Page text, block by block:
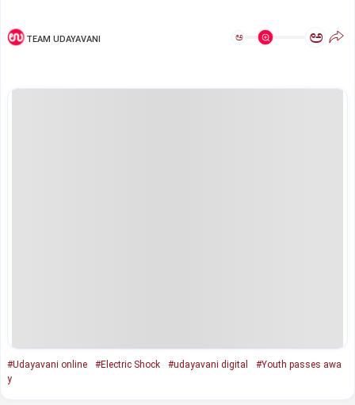
TEAM UDAYAVANI ಅ ಅ
#Udayavani online #Electric Shock #udayavani digital
#Youth passes awa
y